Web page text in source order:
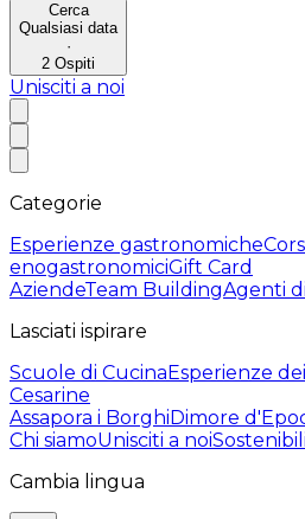
Cerca
Qualsiasi data
·
2 Ospiti
Unisciti a noi
Categorie
Esperienze gastronomiche
enogastronomiciGift Card
AziendeTeam BuildingAgenti
Lasciati ispirare
Scuole di CucinaEsperienze
Cesarine
Assapora i BorghiDimore
Chi siamoUnisciti a noi
Cambia lingua